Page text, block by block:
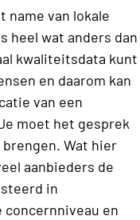
name van lokale
heel wat anders dan
kwaliteitsdata kunt
en daarom kan
van een
moet het gesprek
Wat hier
aanbieders de
in
concernniveau en